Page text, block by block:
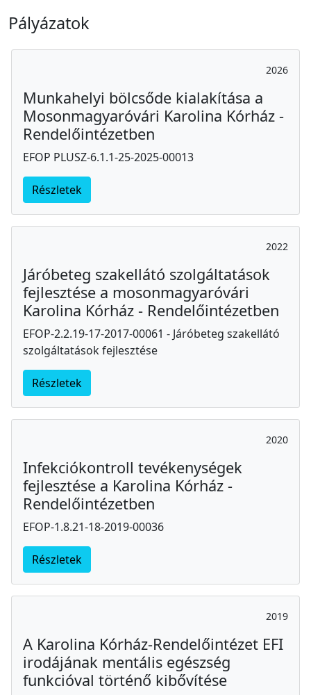
Pályázatok
2026
Munkahelyi bölcsőde kialakítása a
Mosonmagyaróvári Karolina Kórház -
Rendelőintézetben
EFOP PLUSZ-6.1.1-25-2025-00013
Részletek
2022
Járóbeteg szakellátó szolgáltatások
fejlesztése a mosonmagyaróvári
Karolina Kórház - Rendelőintézetben
EFOP-2.2.19-17-2017-00061 - Járóbeteg szakellátó
szolgáltatások fejlesztése
Részletek
2020
Infekciókontroll tevékenységek
fejlesztése a Karolina Kórház -
Rendelőintézetben
EFOP-1.8.21-18-2019-00036
Részletek
2019
A Karolina Kórház-Rendelőintézet EFI
irodájának mentális egészség
funkcióval történő kibővítése